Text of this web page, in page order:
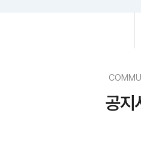
공지